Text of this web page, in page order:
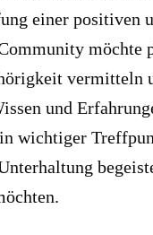
einer positiven
möchte
vermitteln
und
wichtiger